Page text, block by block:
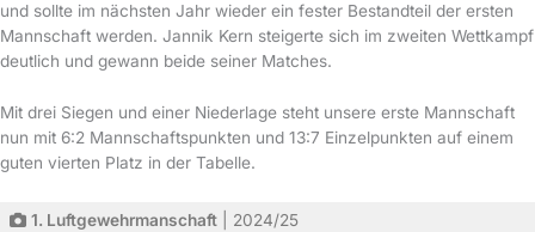
und sollte im nächsten Jahr wieder ein fester Bestandteil der ersten
Mannschaft werden. Jannik Kern steigerte sich im zweiten Wettkampf
deutlich und gewann beide seiner Matches.
Mit drei Siegen und einer Niederlage steht unsere erste Mannschaft
nun mit 6:2 Mannschaftspunkten und 13:7 Einzelpunkten auf einem
guten vierten Platz in der Tabelle.
1. Luftgewehrmanschaft | 2024/25